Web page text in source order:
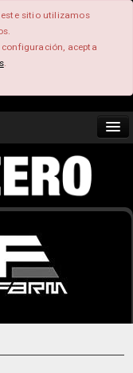
sitio utilizamos
acepta
.